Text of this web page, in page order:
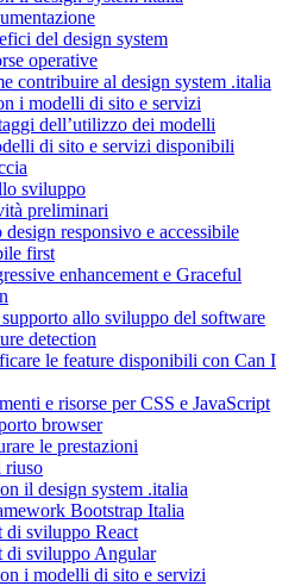
del design system
operative
contribuire al design system .italia
i modelli di sito e servizi
dell’utilizzo dei modelli
di sito e servizi disponibili
sviluppo
preliminari
design responsivo e accessibile
first
enhancement e Graceful
allo sviluppo del software
detection
le feature disponibili con Can I
e risorse per CSS e JavaScript
browser
le prestazioni
riuso
il design system .italia
Bootstrap Italia
sviluppo React
di sviluppo Angular
i modelli di sito e servizi